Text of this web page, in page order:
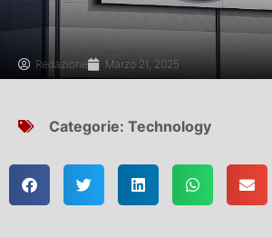
Redazione Marzo 21, 2025
Categorie: Technology